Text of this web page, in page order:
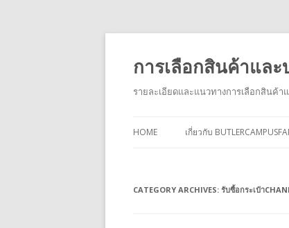
การเลือกสินค้าแล
รายละเอียดและแนวทางการเลือกสิน
HOME เกี่ยวกับ
CATEGORY ARCHIVES: รับซื้อกระเป๋า